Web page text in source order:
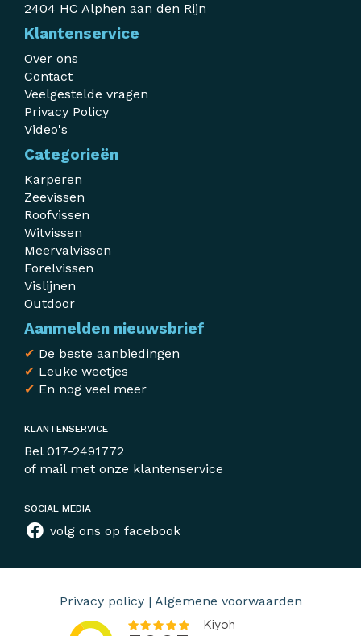
2404 HC Alphen aan den Rijn
Klantenservice
Over ons
Contact
Veelgestelde vragen
Privacy Policy
Video's
Categorieën
Karperen
Zeevissen
Roofvissen
Witvissen
Meervalvissen
Forelvissen
Vislijnen
Outdoor
Aanmelden nieuwsbrief
✔ De beste aanbiedingen
✔ Leuke weetjes
✔ En nog veel meer
KLANTENSERVICE
Bel 017-2491772
of mail met onze klantenservice
SOCIAL MEDIA
volg ons op facebook
Privacy policy| Algemene voorwaarden